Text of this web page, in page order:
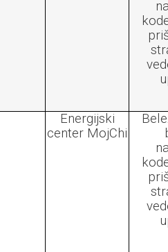
Energijski
center MojChi